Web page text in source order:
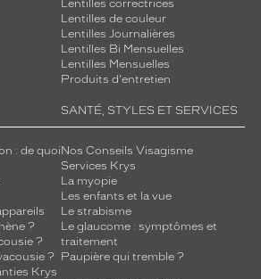
Lentilles correctrices
Lentilles de couleur
Lentilles Journalières
Lentilles Bi Mensuelles
Lentilles Mensuelles
Produits d'entretien
: de quoi
?
?
?
Krys
SANTÉ, STYLES ET SERVICES
Nos Conseils Visagisme
Services Krys
La myopie
Les enfants et la vue
Le strabisme
Le glaucome : symptômes et
traitement
Paupière qui tremble ?